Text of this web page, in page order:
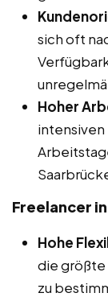
sich oft
Hoher
Freelancer
Hohe
die größte
zu